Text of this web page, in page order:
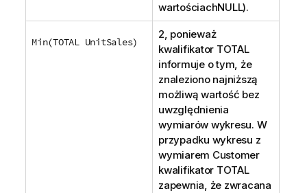
wartościachNULL).
Min(TOTAL UnitSales)
2, ponieważ
kwalifikator TOTAL
informuje o tym, że
znaleziono najniższą
możliwą wartość bez
uwzględnienia
wymiarów wykresu. W
przypadku wykresu z
wymiarem Customer
kwalifikator TOTAL
zapewnia, że zwracana